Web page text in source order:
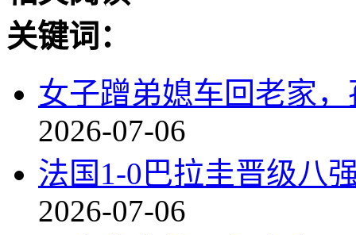
关键词：
女子蹭弟媳车回老家
2026-07-06
法国1-0巴拉圭晋级八
2026-07-06